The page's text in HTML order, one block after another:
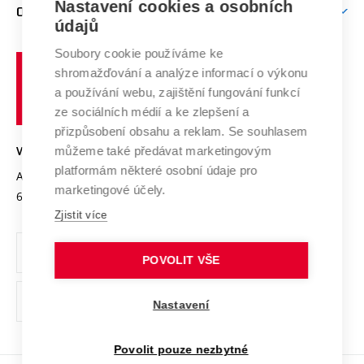
E-přihláška
Doktorské studium
Podpora podnikání
Mezinárodní vědecká rada
Systém zajišťování kvality výzkumu
Výzkumné infrastruktury
Transfer znalostí
Open Science
Projekty
Projekty ze strukturálních fondů
Specifický výzkum
Zahraniční spolupráce
Spolupráce se školami
Služby univerzity
Mezinárodní dohody
Univerzitní sítě
O UNIVERZITĚ
Profil univerzity
Udržitelná univerzita
Podnikavá univerzita / ContriBUTe
Bezpečná univerzita
Vyznamenání
Organizační struktura
Ochrana osobních údajů
odkaz)
učení
technické
VYSOKÉ UČENÍ TECHNICKÉ V BRNĚ
Antonínská 548/1
602 00 Brno
www.vut.cz
vut@vutbr.cz
Nastavení cookies a osobních
údajů
Soubory cookie používáme ke
shromažďování a analýze informací o výkonu
a používání webu, zajištění fungování funkcí
ze sociálních médií a ke zlepšení a
přizpůsobení obsahu a reklam. Se souhlasem
můžeme také předávat marketingovým
platformám některé osobní údaje pro
marketingové účely.
Zjistit více
POVOLIT VŠE
Nastavení
Povolit pouze nezbytné